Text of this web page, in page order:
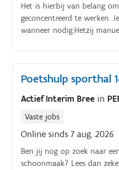
Het is hierbij van belang
geconcentreerd te werken.
wanneer nodig:Hetzij
machine (afhankelijk van
breng je de goederen naar
andere werkpost, een
Poetshulp sporthal
Actief Interim Bree in
Vaste jobs
Online sinds 7 aug. 2026
Ben jij nog op zoek naar
schoonmaak? Lees dan